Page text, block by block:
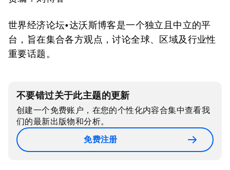
世界经济论坛•达沃斯博客是一个独立且中立的平
台，旨在集合各方观点，讨论全球、区域及行业性
重要话题。
不要错过关于此主题的更新
创建一个免费账户，在您的个性化内容合集中查看我
们的最新出版物和分析。
免费注册